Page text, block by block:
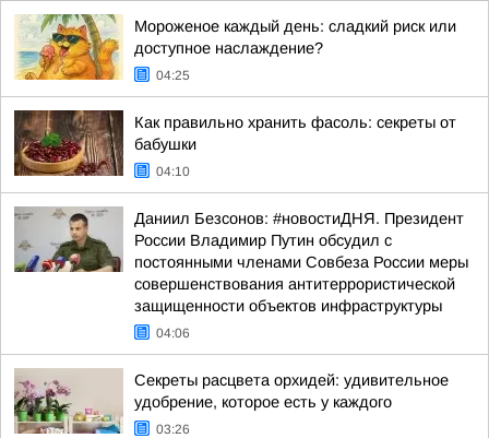
Мороженое каждый день: сладкий риск или
доступное наслаждение?
04:25
Как правильно хранить фасоль: секреты от
бабушки
04:10
Даниил Безсонов: #новостиДНЯ. Президент
России Владимир Путин обсудил с
постоянными членами Совбеза России меры
совершенствования антитеррористической
защищенности объектов инфраструктуры
04:06
Секреты расцвета орхидей: удивительное
удобрение, которое есть у каждого
03:26